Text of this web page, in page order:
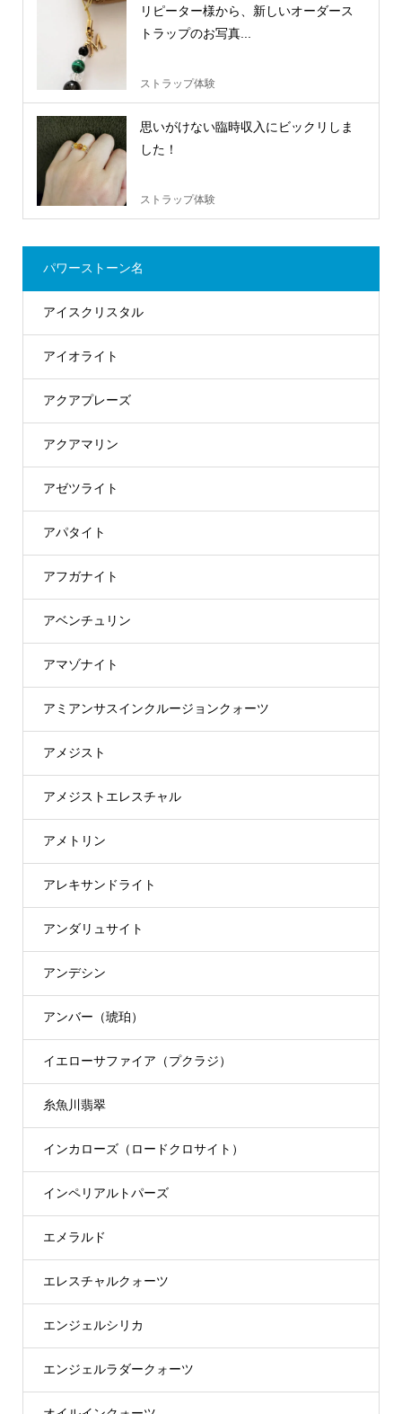
リピーター様から、新しいオーダース
トラップのお写真...
ストラップ体験
思いがけない臨時収入にビックリしま
した！
ストラップ体験
パワーストーン名
アイスクリスタル
アイオライト
アクアプレーズ
アクアマリン
アゼツライト
アパタイト
アフガナイト
アベンチュリン
アマゾナイト
アミアンサスインクルージョンクォーツ
アメジスト
アメジストエレスチャル
アメトリン
アレキサンドライト
アンダリュサイト
アンデシン
アンバー（琥珀）
イエローサファイア（プクラジ）
糸魚川翡翠
インカローズ（ロードクロサイト）
インペリアルトパーズ
エメラルド
エレスチャルクォーツ
エンジェルシリカ
エンジェルラダークォーツ